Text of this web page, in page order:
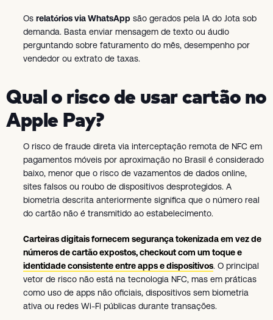
Os relatórios via WhatsApp são gerados pela IA do Jota sob
demanda. Basta enviar mensagem de texto ou áudio
perguntando sobre faturamento do mês, desempenho por
vendedor ou extrato de taxas.
Qual o risco de usar cartão no
Apple Pay?
O risco de fraude direta via interceptação remota de NFC em
pagamentos móveis por aproximação no Brasil é considerado
baixo, menor que o risco de vazamentos de dados online,
sites falsos ou roubo de dispositivos desprotegidos. A
biometria descrita anteriormente significa que o número real
do cartão não é transmitido ao estabelecimento.
Carteiras digitais fornecem segurança tokenizada em vez de
números de cartão expostos, checkout com um toque e
identidade consistente entre apps e dispositivos. O principal
vetor de risco não está na tecnologia NFC, mas em práticas
como uso de apps não oficiais, dispositivos sem biometria
ativa ou redes Wi-Fi públicas durante transações.